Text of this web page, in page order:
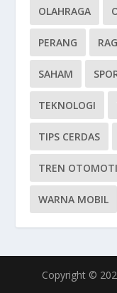
OLAHRAGA
PERANG
SAHAM
TEKNOLOGI
TIPS CERDAS
TREN
WARNA MOBIL
Copyright ©